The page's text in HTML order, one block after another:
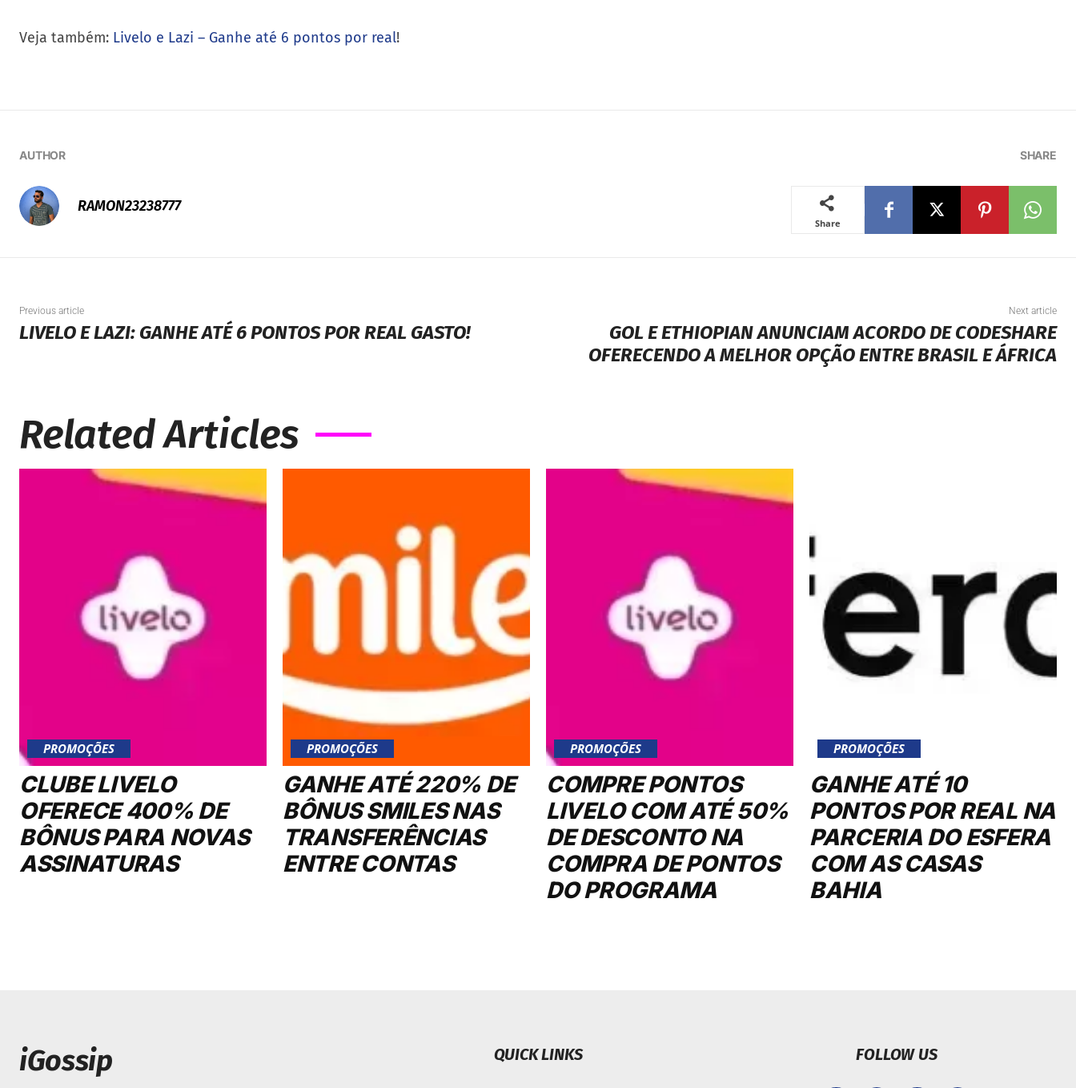
Veja também: Livelo e Lazi – Ganhe até 6 pontos por real!
AUTHOR
RAMON23238777
SHARE
Share
Previous article
LIVELO E LAZI: GANHE ATÉ 6 PONTOS POR REAL GASTO!
Next article
GOL E ETHIOPIAN ANUNCIAM ACORDO DE CODESHARE
OFERECENDO A MELHOR OPÇÃO ENTRE BRASIL E ÁFRICA
Related Articles
PROMOÇÕES
CLUBE LIVELO
OFERECE 400% DE
BÔNUS PARA NOVAS
ASSINATURAS
PROMOÇÕES
GANHE ATÉ 220% DE
BÔNUS SMILES NAS
TRANSFERÊNCIAS
ENTRE CONTAS
PROMOÇÕES
COMPRE PONTOS
LIVELO COM ATÉ 50%
DE DESCONTO NA
COMPRA DE PONTOS
DO PROGRAMA
PROMOÇÕES
GANHE ATÉ 10
PONTOS POR REAL NA
PARCERIA DO ESFERA
COM AS CASAS
BAHIA
iGossip QUICK LINKS FOLLOW US